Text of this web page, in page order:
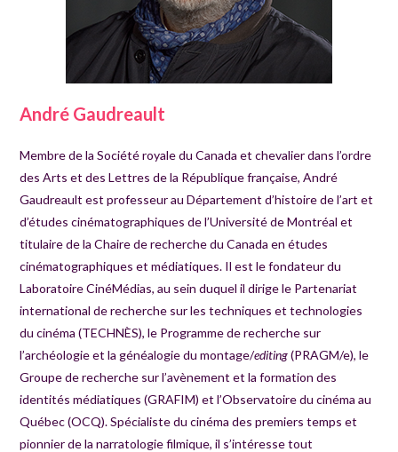
André Gaudreault
Membre de la Société royale du Canada et chevalier dans l’ordre
des Arts et des Lettres de la République française, André
Gaudreault est professeur au Département d’histoire de l’art et
d’études cinématographiques de l’Université de Montréal et
titulaire de la Chaire de recherche du Canada en études
cinématographiques et médiatiques. Il est le fondateur du
Laboratoire CinéMédias, au sein duquel il dirige le Partenariat
international de recherche sur les techniques et technologies
du cinéma (TECHNÈS), le Programme de recherche sur
l’archéologie et la généalogie du montage/editing(PRAGM/e), le
Groupe de recherche sur l’avènement et la formation des
identités médiatiques (GRAFIM) et l’Observatoire du cinéma au
Québec (OCQ). Spécialiste du cinéma des premiers temps et
pionnier de la narratologie filmique, il s’intéresse tout